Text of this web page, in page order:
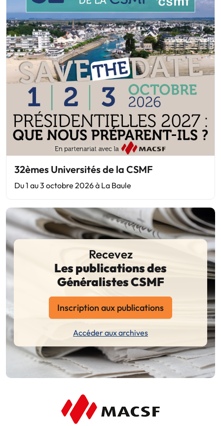
32èmes Universités de la CSMF
Du 1 au 3 octobre 2026 à La Baule
Recevez
Les publications des
Généralistes CSMF
Inscription aux publications
Accéder aux archives